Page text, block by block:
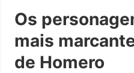
Os
mais
de Homero